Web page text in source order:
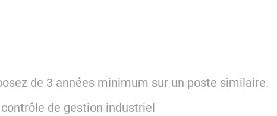
de 3 années minimum sur un poste similaire.
de gestion industriel